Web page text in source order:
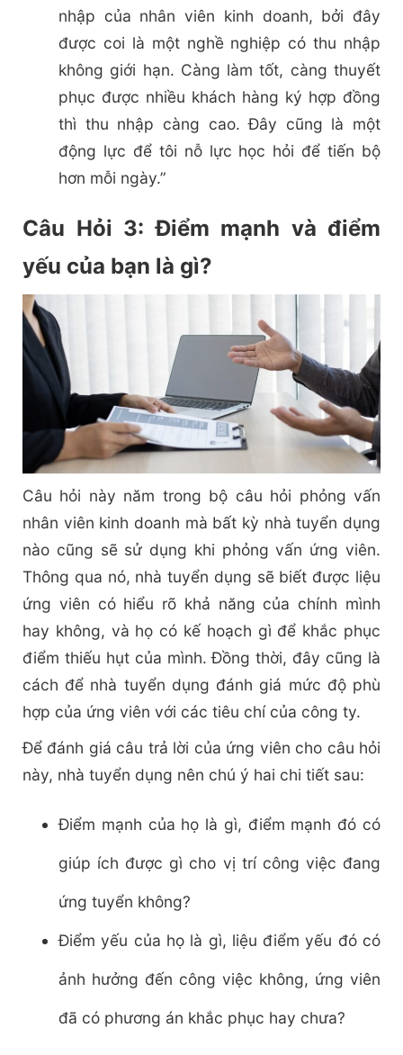
nhập của nhân viên kinh doanh, bởi đây
được coi là một nghề nghiệp có thu nhập
không giới hạn. Càng làm tốt, càng thuyết
phục được nhiều khách hàng ký hợp đồng
thì thu nhập càng cao. Đây cũng là một
động lực để tôi nỗ lực học hỏi để tiến bộ
hơn mỗi ngày.”
Câu Hỏi 3: Điểm mạnh và điểm
yếu của bạn là gì?
Câu hỏi này năm trong bộ câu hỏi phỏng vấn
nhân viên kinh doanh mà bất kỳ nhà tuyển dụng
nào cũng sẽ sử dụng khi phỏng vấn ứng viên.
Thông qua nó, nhà tuyển dụng sẽ biết được liệu
ứng viên có hiểu rõ khả năng của chính mình
hay không, và họ có kế hoạch gì để khắc phục
điểm thiếu hụt của mình. Đồng thời, đây cũng là
cách để nhà tuyển dụng đánh giá mức độ phù
hợp của ứng viên với các tiêu chí của công ty.
Để đánh giá câu trả lời của ứng viên cho câu hỏi
này, nhà tuyển dụng nên chú ý hai chi tiết sau:
Điểm mạnh của họ là gì, điểm mạnh đó có
giúp ích được gì cho vị trí công việc đang
ứng tuyển không?
Điểm yếu của họ là gì, liệu điểm yếu đó có
ảnh hưởng đến công việc không, ứng viên
đã có phương án khắc phục hay chưa?